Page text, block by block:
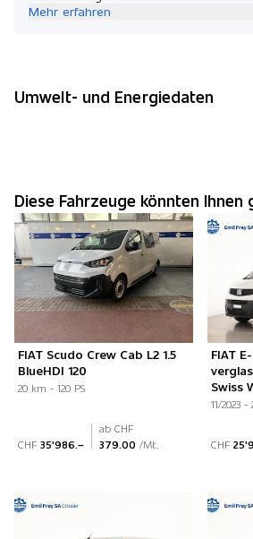
Mehr erfahren
Umwelt- und Energiedaten
Diese Fahrzeuge könnten Ihnen
FIAT Scudo Crew Cab L2 1.5
BlueHDI 120
20 km - 120 PS
CHF 35'986.–
ab CHF
379.00 /Mt.
FIAT
Swiss
11/2023
CHF